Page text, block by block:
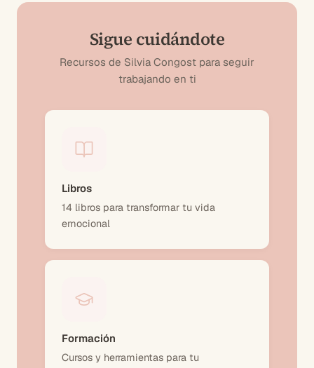
Sigue cuidándote
Recursos de Silvia Congost para seguir
trabajando en ti
Libros
14 libros para transformar tu vida
emocional
Formación
Cursos y herramientas para tu